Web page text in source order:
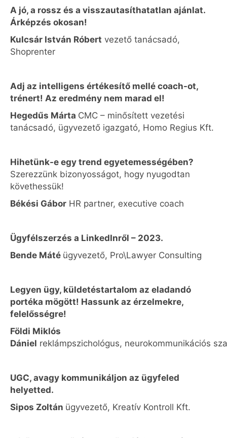
A jó, a rossz és a visszautasíthatatlan ajánlat.
Árképzés okosan!
Kulcsár István Róbert vezető tanácsadó,
Shoprenter
Adj az intelligens értékesítő mellé coach-ot,
trénert! Az eredmény nem marad el!
Hegedűs Márta CMC – minősített vezetési
tanácsadó, ügyvezető igazgató, Homo Regius Kft.
Hihetünk-e egy trend egyetemességében?
Szerezzünk bizonyosságot, hogy nyugodtan
követhessük!
Békési Gábor HR partner, executive coach
Ügyfélszerzés a LinkedInről – 2023.
Bende Máté ügyvezető, Pro\Lawyer Consulting
Legyen ügy, küldetéstartalom az eladandó
portéka mögött! Hassunk az érzelmekre,
felelősségre!
Földi Miklós
Dániel reklámpszichológus, neurokommunikációs
UGC, avagy kommunikáljon az ügyfeled
helyetted.
Sipos Zoltán ügyvezető, Kreatív Kontroll Kft.